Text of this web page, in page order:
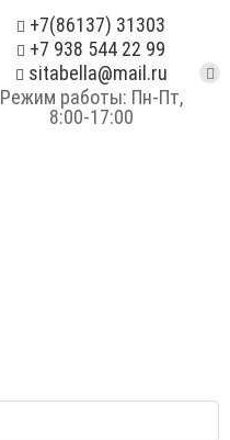
+7(86137) 31303
+7 938 544 22 99
sitabella@mail.ru
Режим работы: Пн-Пт,
8:00-17:00